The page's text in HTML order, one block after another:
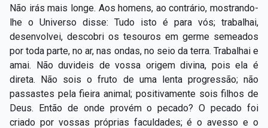
Não irás mais longe. Aos homens, ao contrário, mostrando-
lhe o Universo disse: Tudo isto é para vós; trabalhai,
desenvolvei, descobri os tesouros em germe semeados
por toda parte, no ar, nas ondas, no seio da terra. Trabalhai e
amai. Não duvideis de vossa origem divina, pois ela é
direta. Não sois o fruto de uma lenta progressão; não
passastes pela fieira animal; positivamente sois filhos de
Deus. Então de onde provém o pecado? O pecado foi
criado por vossas próprias faculdades; é o avesso e o